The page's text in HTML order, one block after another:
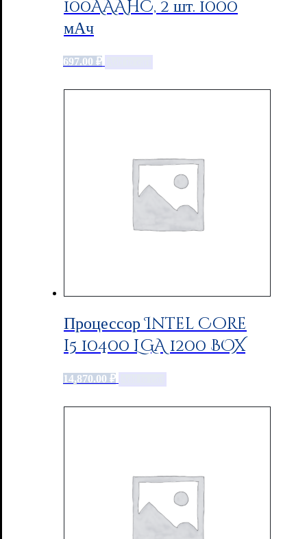
100AAAHC, 2 шт. 1000
мАч
697.00 ₽
Процессор Intel Core
i5 10400 LGA 1200 BOX
14,870.00 ₽